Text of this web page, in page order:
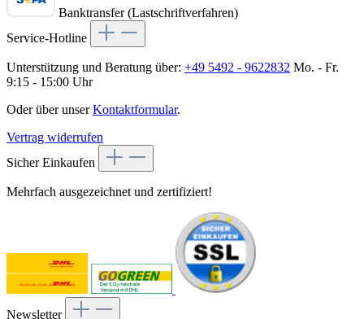
Banktransfer (Lastschriftverfahren)
Service-Hotline
Unterstützung und Beratung über: +49 5492 - 9622832 Mo. - Fr.
9:15 - 15:00 Uhr
Oder über unserKontaktformular.
Vertrag widerrufen
Sicher Einkaufen
Mehrfach ausgezeichnet und zertifiziert!
Newsletter